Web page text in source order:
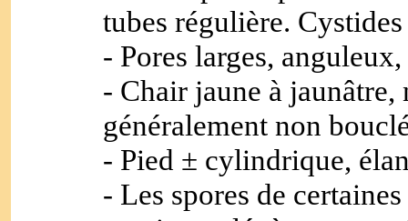
tubes régulière.
- Pores larges,
- Chair jaune à
généralement non
- Pied ± cylindrique,
- Les spores de